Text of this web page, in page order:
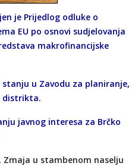
je Prijedlog odluke o
EU po osnovi sudjelovanja
makrofinancijske
u Zavodu za planiranje,
distrikta.
javnog interesa za Brčko
Zmaja u stambenom naselju